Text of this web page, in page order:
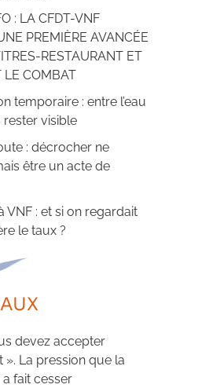
: LA CFDT-VNF
PREMIÈRE AVANCÉE
RESTAURANT ET
LE COMBAT
temporaire : entre l’eau
rester visible
: décrocher ne
être un acte de
VNF : et si on regardait
le taux ?
devez accepter
». La pression que la
a fait cesser